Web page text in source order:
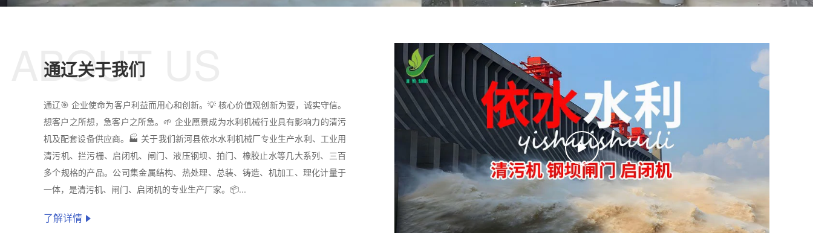
通辽关于我们
ABOUT US
通辽🎯 企业使命为客户利益而用心和创新。💡 核心价值观创新为要，诚实守信。
想客户之所想，急客户之所急。🌱 企业愿景成为水利机械行业具有影响力的清污
机及配套设备供应商。🏭 关于我们新河县依水水利机械厂专业生产水利、工业用
清污机、拦污栅、启闭机、闸门、液压钢坝、拍门、橡胶止水等几大系列、三百
多个规格的产品。公司集金属结构、热处理、总装、铸造、机加工、理化计量于
一体，是清污机、闸门、启闭机的专业生产厂家。📦...
了解详情